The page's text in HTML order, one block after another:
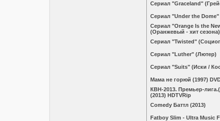
Сериал "Graceland"
Сериал "Under the
Сериал "Orange Is the
(Оранжевый - хит сезона)
Сериал "Twisted"
Сериал "Luther" (Лютер)
Сериал "Suits" (Иски /
Мама не горюй (1997)
КВН-2013. Премьер-
(2013) HDTVRip
Comedy Баттл (2013)
Fatboy Slim - Ultra Music